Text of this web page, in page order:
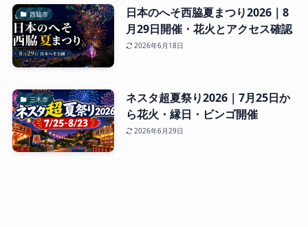
西脇市
日本のへそ西脇夏まつり2026｜8
月29日開催・花火とアクセス確認
2026年6月18日
三木市
ネスタ超夏祭り2026｜7月25日か
ら花火・縁日・ビンゴ開催
2026年6月29日